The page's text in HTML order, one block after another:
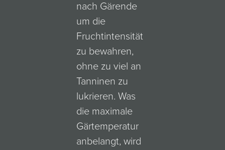
nach Gärende
um die
Fruchtintensität
zu bewahren,
ohne zu viel an
Tanninen zu
lukrieren. Was
die maximale
Gärtemperatur
anbelangt, wird